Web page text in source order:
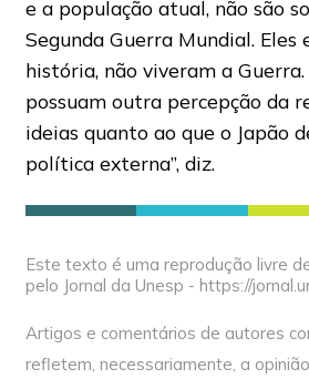
e a população atual, não são
Segunda Guerra Mundial. Eles
história, não viveram a
possuam outra percepção da
ideias quanto ao que o Japão
política externa”, diz.
Este texto é uma reprodução livre
pelo Jornal da Unesp - https://
Artigos e comentários de autores
refletem, necessariamente, a